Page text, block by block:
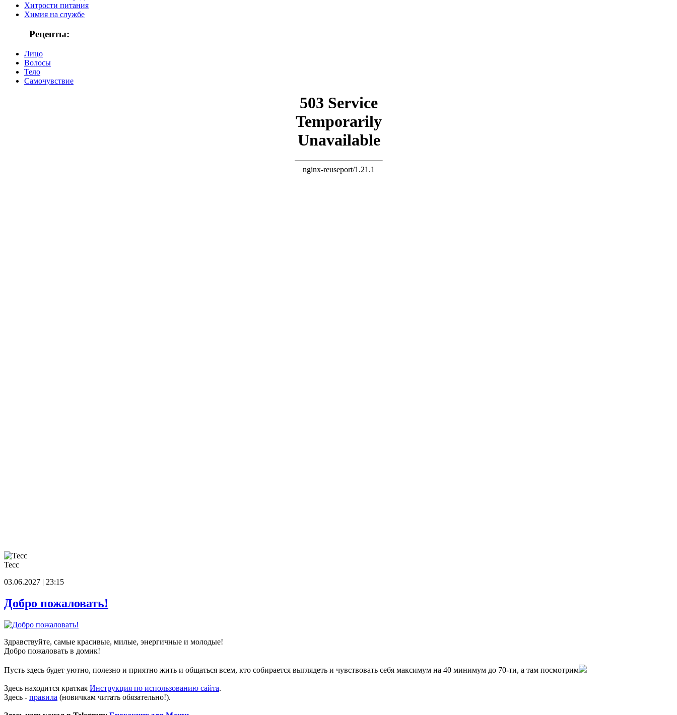
Хитрости питания
Химия на службе
Рецепты:
Лицо
Волосы
Тело
Самочувствие
Тесс
03.06.2027 | 23:15
Добро пожаловать!
Здравствуйте, самые красивые, милые, энергичные и молодые!
Добро пожаловать в домик!
Пусть здесь будет уютно, полезно и приятно жить и общаться всем, кто собирается выглядеть и чувствовать себя максимум на 40 минимум до 70-ти, а там посмотрим
Здесь находится краткая Инструкция по использованию сайта.
Здесь - правила (новичкам читать обязательно!).